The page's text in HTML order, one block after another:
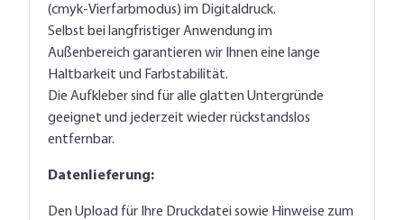
(cmyk-Vierfarbmodus) im Digitaldruck.
Selbst bei langfristiger Anwendung im
Außenbereich garantieren wir Ihnen eine lange
Haltbarkeit und Farbstabilität.
Die Aufkleber sind für alle glatten Untergründe
geeignet und jederzeit wieder rückstandslos
entfernbar.
Datenlieferung:
Den Upload für Ihre Druckdatei sowie Hinweise zum